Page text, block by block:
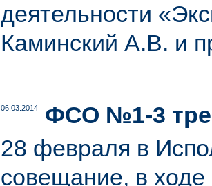
деятельности
Каминский А.В. и
06.03.2014
ФСО №1-3
28 февраля в
совещание, в